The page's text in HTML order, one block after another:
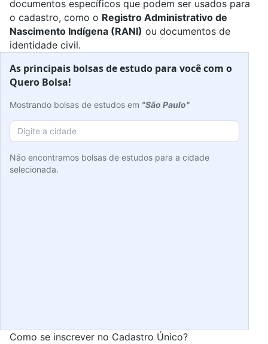
documentos específicos que podem ser usados para
o cadastro, como o Registro Administrativo de
Nascimento Indígena (RANI) ou documentos de
identidade civil.
As principais bolsas de estudo para você com o
Quero Bolsa!
Mostrando bolsas de estudos em "São Paulo"
Não encontramos bolsas de estudos para a cidade
selecionada.
Como se inscrever no Cadastro Único?